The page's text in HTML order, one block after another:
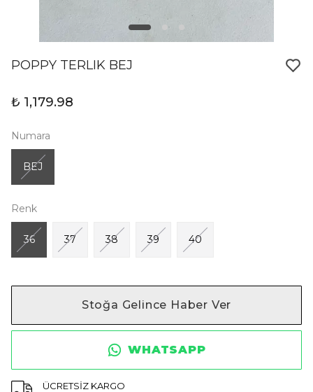
POPPY TERLIK BEJ
₺ 1,179.98
Numara
BEJ
Renk
36 37 38 39 40
Stoğa Gelince Haber Ver
WHATSAPP
ÜCRETSİZ KARGO